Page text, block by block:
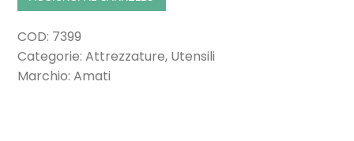
COD: 7399
Categorie:Attrezzature, Utensili
Marchio:Amati